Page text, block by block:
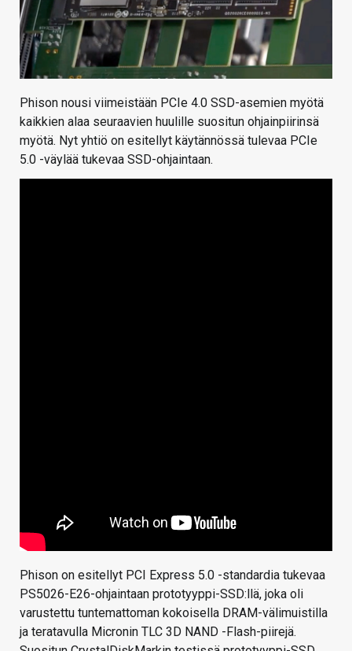
HAKU
Phison nousi viimeistään PCIe 4.0 SSD-asemien myötä
kaikkien alaa seuraavien huulille suositun ohjainpiirinsä
myötä. Nyt yhtiö on esitellyt käytännössä tulevaa PCIe
5.0 -väylää tukevaa SSD-ohjaintaan.
Phison on esitellyt PCI Express 5.0 -standardia tukevaa
PS5026-E26-ohjaintaan prototyyppi-SSD:llä, joka oli
varustettu tuntemattoman kokoisella DRAM-välimuistilla
ja teratavulla Micronin TLC 3D NAND -Flash-piirejä.